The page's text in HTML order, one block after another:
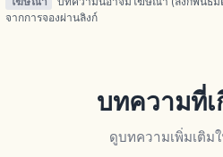
จากการจองผ่านลิงก์
บทความที่เ
ดูบทความเพิ่มเติม